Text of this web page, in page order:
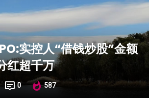
实控人“借钱炒股”金额
红超千万
0 587